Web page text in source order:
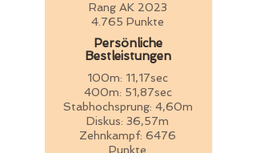
Rang AK 2023
4.765 Punkte
Persönliche
Bestleistungen
100m: 11,17sec
400m: 51,87sec
Stabhochsprung: 4,60m
Diskus: 36,57m
Zehnkampf: 6476
Punkte